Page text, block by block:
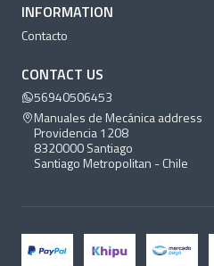
INFORMATION
Contacto
CONTACT US
56940506453
Manuales de Mecánica address
Providencia 1208
8320000 Santiago
Santiago Metropolitan - Chile